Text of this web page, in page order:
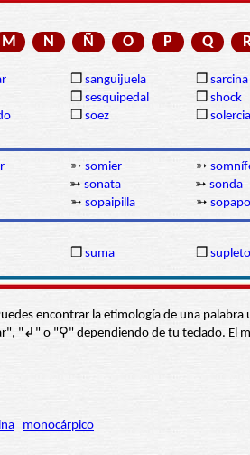
M N Ñ O P Q
❒ sanguijuela ❒ sarcina
❒ sesquipedal ❒ shock
❒ soez ❒ solercia
➳ somier ➳
➳ sonata ➳ sonda
➳ sopaipilla ➳ sopapo
❒ suma ❒
encontrar la etimología de una
"↲" o "⚲" dependiendo de tu teclado.
monocárpico